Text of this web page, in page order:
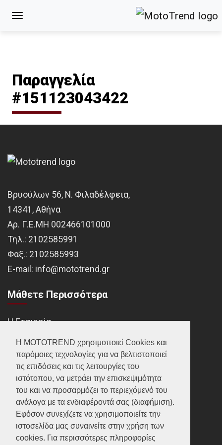
Η MOTOTREND χρησιμοποιεί Cookies και
παρόμοιες τεχνολογίες για να βελτιστοποιεί
τις επιδόσεις και τις λειτουργίες του
ιστότοπου, να μετράει την επισκεψιμότητα
του και να προσαρμόζει το περιεχόμενό του
ανάλογα με τα ενδιαφέροντά σας (διαφήμιση).
Εφόσον συνεχίζετε να χρησιμοποιείτε την
ιστοσελίδα μας συναινείτε στην χρήση των
cookies. Για περισσότερες πληροφορίες
Παραγγελία
#151123043422
Βρυούλων 56, Ν. Φιλαδέλφεια,
14341, Αθήνα
Αρ. Γ.Ε.ΜΗ 002466101000
Τηλ.: 2102585991
Φαξ.: 2102585993
Ε-mail: info@mototrend.gr
Μάθετε Περισσότερα
Η Εταιρεία
Brands
Νέα
Οικονομικά στοιχεία
Υποστήριξη
Επικοινωνία